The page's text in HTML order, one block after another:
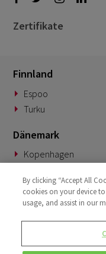
Zertifikate
Finnland
Espoo
Turku
Dänemark
Kopenhagen
Deutschland
München
BeNeLux
Woerden
By clicking “Accept All
cookies on your device
usage, and assist in our